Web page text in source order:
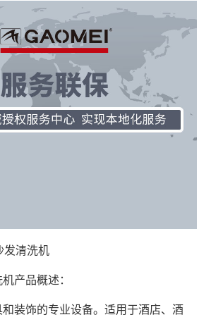
发清洗机
产品概述：
装饰的专业设备。适用于酒店、酒